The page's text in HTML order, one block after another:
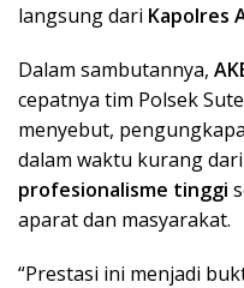
langsung dari Kapolres
Dalam sambutannya,
cepatnya tim Polsek
menyebut,
dalam waktu kurang
profesionalisme tinggi
aparat dan masyarakat.
“Prestasi ini menjadi